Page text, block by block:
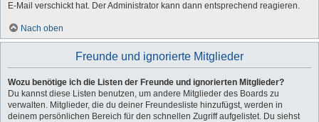
E-Mail verschickt hat. Der Administrator kann dann entsprechend reagieren.
Nach oben
Freunde und ignorierte Mitglieder
Wozu benötige ich die Listen der Freunde und ignorierten Mitglieder?
Du kannst diese Listen benutzen, um andere Mitglieder des Boards zu
verwalten. Mitglieder, die du deiner Freundesliste hinzufügst, werden in
deinem persönlichen Bereich für den schnellen Zugriff aufgelistet. Du siehst